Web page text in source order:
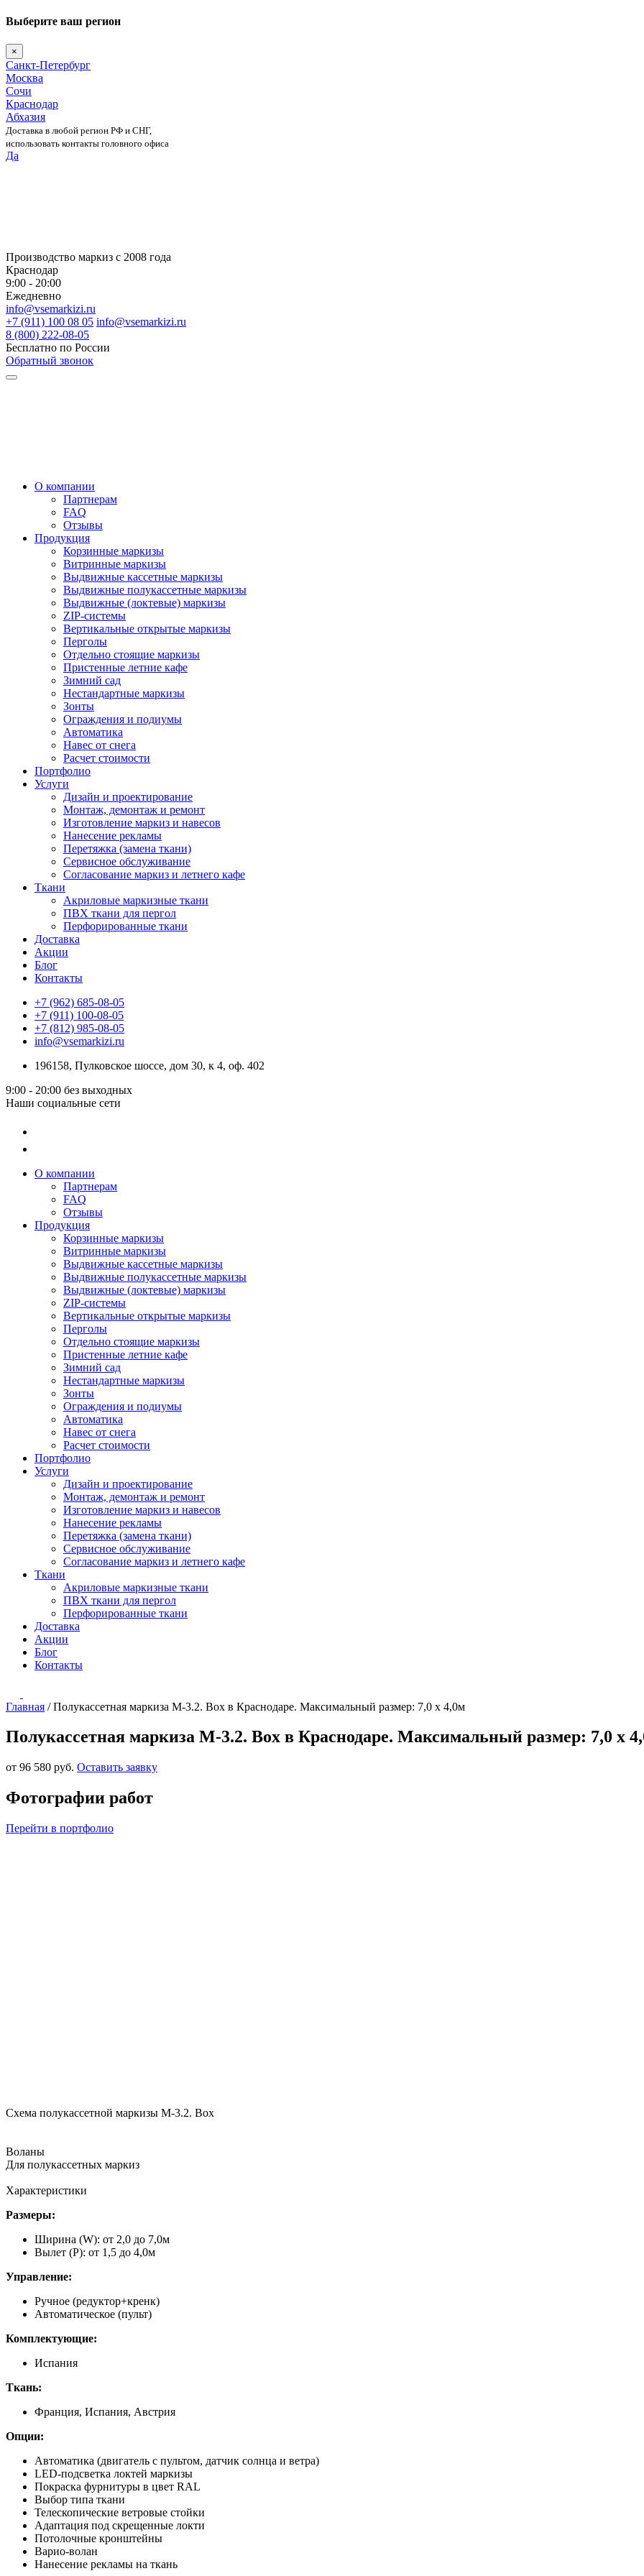
Выберите ваш регион
×
Санкт-Петербург
Москва
Сочи
Краснодар
Абхазия
Доставка в любой регион РФ и СНГ,
использовать контакты головного офиса
Да
Производство маркиз с 2008 года
Краснодар
9:00 - 20:00
Ежедневно
info@vsemarkizi.ru
+7 (911) 100 08 05 info@vsemarkizi.ru
8 (800) 222-08-05
Бесплатно по России
Обратный звонок
О компании
Партнерам
FAQ
Отзывы
Продукция
Корзинные маркизы
Витринные маркизы
Выдвижные кассетные маркизы
Выдвижные полукассетные маркизы
Выдвижные (локтевые) маркизы
ZIP-системы
Вертикальные открытые маркизы
Перголы
Отдельно стоящие маркизы
Пристенные летние кафе
Зимний сад
Нестандартные маркизы
Зонты
Ограждения и подиумы
Автоматика
Навес от снега
Расчет стоимости
Портфолио
Услуги
Дизайн и проектирование
Монтаж, демонтаж и ремонт
Изготовление маркиз и навесов
Нанесение рекламы
Перетяжка (замена ткани)
Сервисное обслуживание
Согласование маркиз и летнего кафе
Ткани
Акриловые маркизные ткани
ПВХ ткани для пергол
Перфорированные ткани
Доставка
Акции
Блог
Контакты
+7 (962) 685-08-05
+7 (911) 100-08-05
+7 (812) 985-08-05
info@vsemarkizi.ru
196158, Пулковское шоссе, дом 30, к 4, оф. 402
9:00 - 20:00 без выходных
Наши социальные сети
О компании
Партнерам
FAQ
Отзывы
Продукция
Корзинные маркизы
Витринные маркизы
Выдвижные кассетные маркизы
Выдвижные полукассетные маркизы
Выдвижные (локтевые) маркизы
ZIP-системы
Вертикальные открытые маркизы
Перголы
Отдельно стоящие маркизы
Пристенные летние кафе
Зимний сад
Нестандартные маркизы
Зонты
Ограждения и подиумы
Автоматика
Навес от снега
Расчет стоимости
Портфолио
Услуги
Дизайн и проектирование
Монтаж, демонтаж и ремонт
Изготовление маркиз и навесов
Нанесение рекламы
Перетяжка (замена ткани)
Сервисное обслуживание
Согласование маркиз и летнего кафе
Ткани
Акриловые маркизные ткани
ПВХ ткани для пергол
Перфорированные ткани
Доставка
Акции
Блог
Контакты
Главная /Полукассетная маркиза М-3.2. Box в Краснодаре. Максимальный размер: 7,0 х 4,0м
Полукассетная маркиза М-3.2. Box в Краснодаре. Максимальный размер: 7,0 х
от 96 580 руб. Оставить заявку
Фотографии работ
Перейти в портфолио
Схема полукассетной маркизы М-3.2. Box
Воланы
Для полукассетных маркиз
Характеристики
Размеры:
Ширина (W): от 2,0 до 7,0м
Вылет (P): от 1,5 до 4,0м
Управление:
Ручное (редуктор+кренк)
Автоматическое (пульт)
Комплектующие:
Испания
Ткань:
Франция, Испания, Австрия
Опции:
Автоматика (двигатель с пультом, датчик солнца и ветра)
LED-подсветка локтей маркизы
Покраска фурнитуры в цвет RAL
Выбор типа ткани
Телескопические ветровые стойки
Адаптация под скрещенные локти
Потолочные кронштейны
Варио-волан
Нанесение рекламы на ткань